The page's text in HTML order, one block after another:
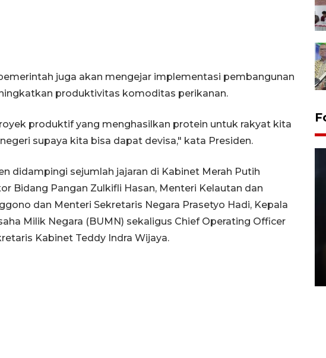
juga akan mengejar implementasi pembangunan
produktivitas komoditas perikanan.
produktif yang menghasilkan protein untuk rakyat kita
supaya kita bisa dapat devisa," kata Presiden.
didampingi sejumlah jajaran di Kabinet Merah Putih
Bidang Pangan Zulkifli Hasan, Menteri Kelautan dan
dan Menteri Sekretaris Negara Prasetyo Hadi, Kepala
Milik Negara (BUMN) sekaligus Chief Operating Officer
Kabinet Teddy Indra Wijaya.Layanan pembuatan SIM Baru